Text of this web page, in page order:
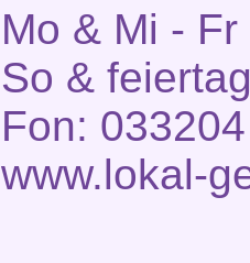
Mo & Mi -
So &
Fon:
www.lokal-